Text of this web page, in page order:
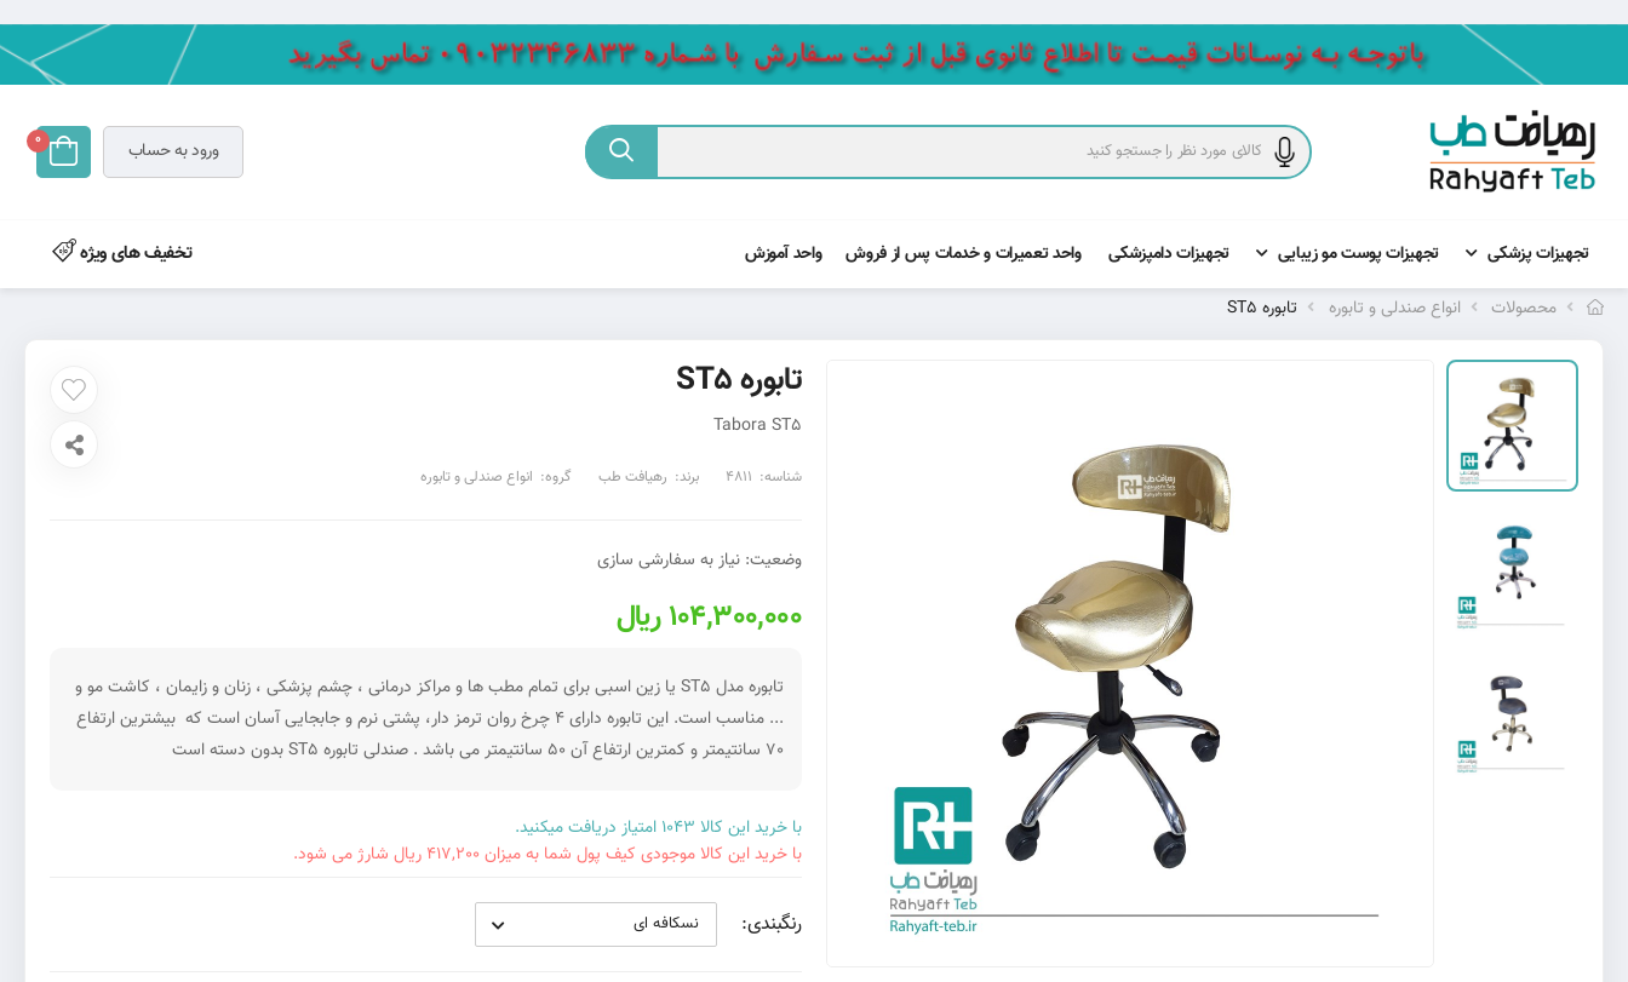
ورود به حساب 0
تجهیزات پزشکی تجهیزات پوست مو زیبایی تجهیزات دامپزشکی واحد تعمیرات و خدمات پس از فروش واحد آموزش تخفیف های ویژه
محصولات انواع صندلی و تابوره تابوره ST5
تابوره ST5
Tabora ST5
شناسه: 4811 برند: رهیافت طب گروه: انواع صندلی و تابوره
وضعیت: نیاز به سفارشی سازی
104,300,000 ریال
تابوره مدل ST۵ یا زین اسبی برای تمام مطب ها و مراکز درمانی ، چشم پزشکی ، زنان و زایمان ، کاشت مو و
... مناسب است. این تابوره دارای 4 چرخ روان ترمز دار، پشتی‌ نرم و جابجایی آسان است که بیشترین ارتفاع
70 سانتیمتر و کمترین ارتفاع آن 50 سانتیمتر می باشد . صندلی تابوره ST5 بدون دسته است
با خرید این کالا 1043 امتیاز دریافت میکنید.
با خرید این کالا موجودی کیف پول شما به میزان 417,200 ریال شارژ می شود.
رنگبندی: